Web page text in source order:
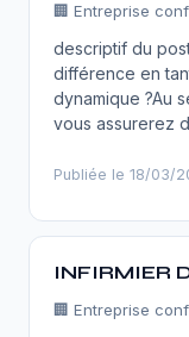
🏢 Entreprise
descriptif du
différence en
dynamique ?Au
vous assurerez
Publiée le 18/03/
INFIRMIER
🏢 Entreprise